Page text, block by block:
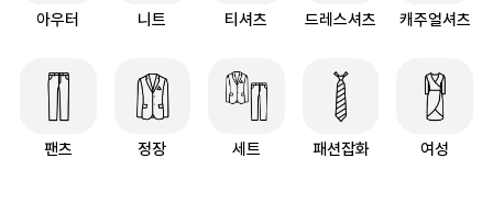
아우터 니트 티셔츠 드레스셔츠 캐주얼셔츠
팬츠 정장 세트 패션잡화 여성